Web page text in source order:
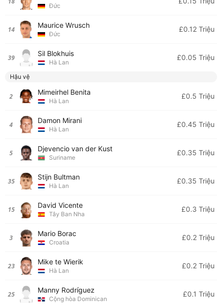
Đức
14 Maurice Wrusch
Đức
£0.12 Triệu
39 Sil Blokhuis
Hà Lan
£0.05 Triệu
Hậu vệ
2 Mimeirhel Benita
Hà Lan
£0.5 Triệu
4 Damon Mirani
Hà Lan
£0.45 Triệu
5 Djevencio van der Kust
Suriname
£0.35 Triệu
35 Stijn Bultman
Hà Lan
£0.35 Triệu
15 David Vicente
Tây Ban Nha
£0.3 Triệu
3 Mario Borac
Croatia
£0.2 Triệu
23 Mike te Wierik
Hà Lan
£0.2 Triệu
25 Manny Rodríguez
Cộng hòa Dominican
£0.1 Triệu